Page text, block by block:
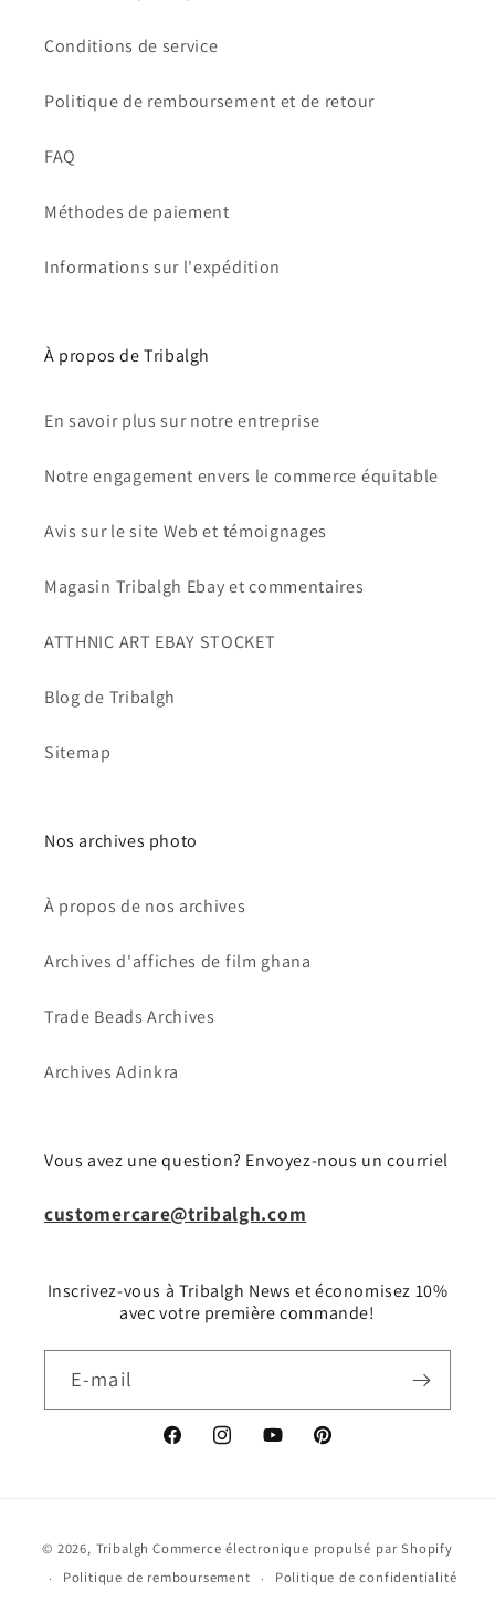
Conditions de service
Politique de remboursement et de retour
FAQ
Méthodes de paiement
Informations sur l'expédition
À propos de Tribalgh
En savoir plus sur notre entreprise
Notre engagement envers le commerce équitable
Avis sur le site Web et témoignages
Magasin Tribalgh Ebay et commentaires
ATTHNIC ART EBAY STOCKET
Blog de Tribalgh
Sitemap
Nos archives photo
À propos de nos archives
Archives d'affiches de film ghana
Trade Beads Archives
Archives Adinkra
Vous avez une question? Envoyez-nous un courriel
customercare@tribalgh.com
Inscrivez-vous à Tribalgh News et économisez 10%
avec votre première commande!
E-mail
FacebookInstagramYouTubePinterest
© 2026, Tribalgh Commerce électronique propulsé par Shopify
Politique de remboursement
Politique de confidentialité